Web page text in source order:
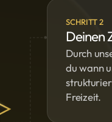
SCHRITT 2
Deinen
Durch
du wann
Freizeit.